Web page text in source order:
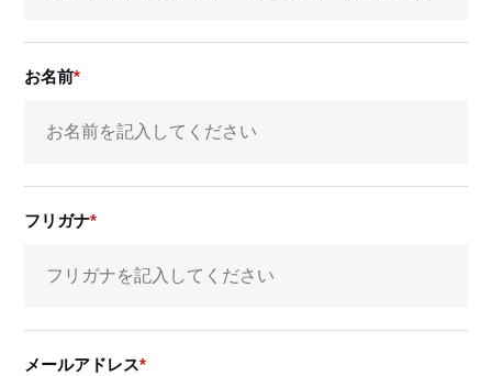
お名前
フリガナ
メールアドレス